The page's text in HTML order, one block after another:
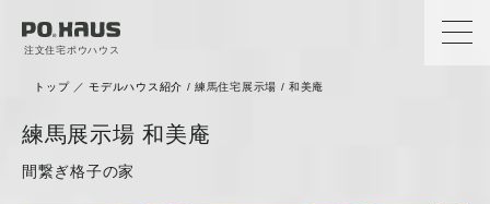
注文住宅ポウハウス
トップ／モデルハウス紹介 / 練馬住宅展示場 / 和美庵
練馬展示場 和美庵
間繋ぎ格子の家